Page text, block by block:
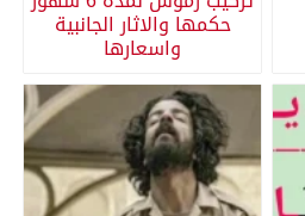
حكمها والاثار الجانبية
واسعارها